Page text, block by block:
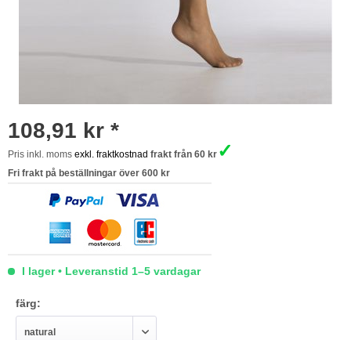
108,91 kr *
Pris inkl. moms exkl. fraktkostnad frakt från 60 kr ✓
Fri frakt på beställningar över 600 kr
I lager • Leveranstid 1–5 vardagar
färg: